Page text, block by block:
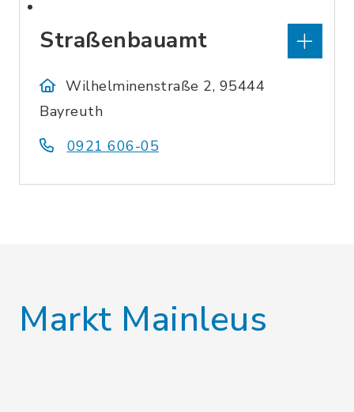
Straßenbauamt
Wilhelminenstraße 2, 95444
Bayreuth
0921 606-05
Markt Mainleus